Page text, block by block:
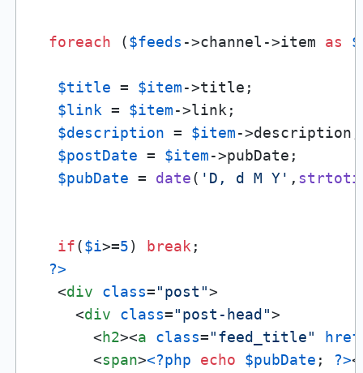
foreach ($feeds ->channel->item as
$title = $item->title;
$link = $item->link;
$description = $item->description;
$postDate = $item->pubDate;
$pubDate = date( 'D, d M Y' ,
if($i>=5) break ;
?>
<div class="post">
<div class="post-head">
<h2><a class="feed_title" href
<span><?php echo $pubDate ; ?>